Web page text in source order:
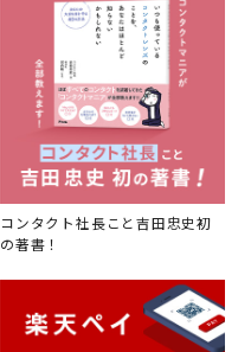
コンタクト社長こと吉田忠史初
の著書！